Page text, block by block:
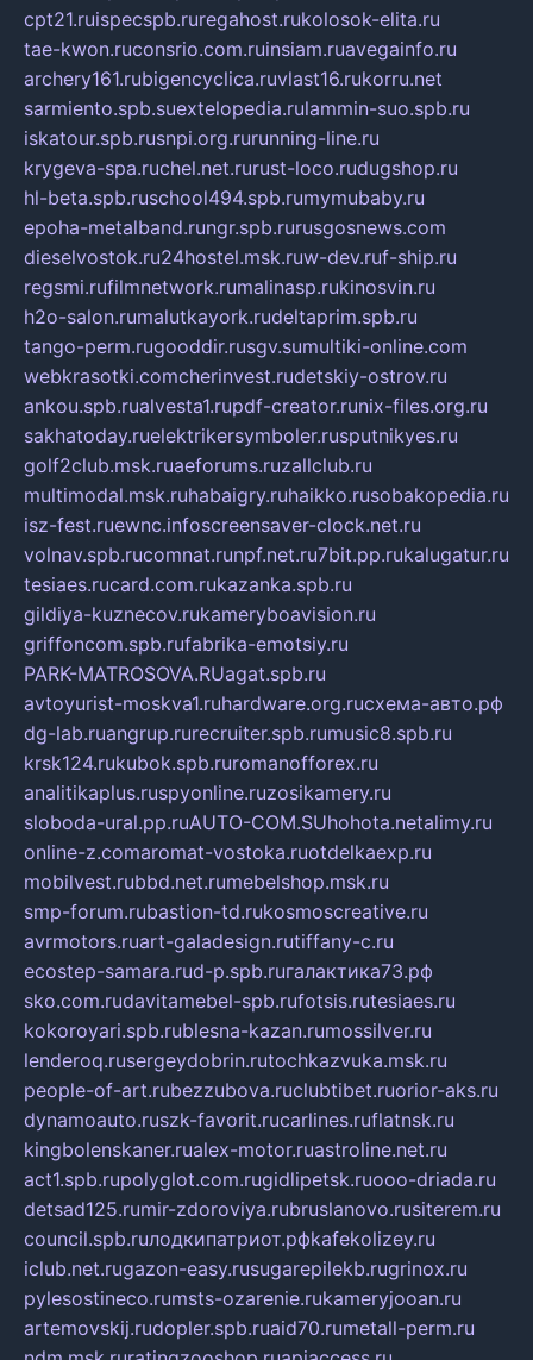
cpt21.ruispecspb.ruregahost.rukolosok-elita.ru
tae-kwon.ruconsrio.com.ruinsiam.ruavegainfo.ru
archery161.rubigencyclica.ruvlast16.rukorru.net
sarmiento.spb.suextelopedia.rulammin-suo.spb.ru
iskatour.spb.rusnpi.org.rurunning-line.ru
krygeva-spa.ruchel.net.rurust-loco.rudugshop.ru
hl-beta.spb.ruschool494.spb.rumymubaby.ru
epoha-metalband.rungr.spb.rurusgosnews.com
dieselvostok.ru24hostel.msk.ruw-dev.ruf-ship.ru
regsmi.rufilmnetwork.rumalinasp.rukinosvin.ru
h2o-salon.rumalutkayork.rudeltaprim.spb.ru
tango-perm.rugooddir.rusgv.sumultiki-online.com
webkrasotki.comcherinvest.rudetskiy-ostrov.ru
ankou.spb.rualvesta1.rupdf-creator.runix-files.org.ru
sakhatoday.ruelektrikersymboler.rusputnikyes.ru
golf2club.msk.ruaeforums.ruzallclub.ru
multimodal.msk.ruhabaigry.ruhaikko.rusobakopedia.ru
isz-fest.ruewnc.infoscreensaver-clock.net.ru
volnav.spb.rucomnat.runpf.net.ru7bit.pp.rukalugatur.ru
tesiaes.rucard.com.rukazanka.spb.ru
gildiya-kuznecov.rukameryboavision.ru
griffoncom.spb.rufabrika-emotsiy.ru
PARK-MATROSOVA.RUagat.spb.ru
avtoyurist-moskva1.ruhardware.org.ruсхема-авто.рф
dg-lab.ruangrup.rurecruiter.spb.rumusic8.spb.ru
krsk124.rukubok.spb.ruromanofforex.ru
analitikaplus.ruspyonline.ruzosikamery.ru
sloboda-ural.pp.ruAUTO-COM.SUhohota.netalimy.ru
online-z.comaromat-vostoka.ruotdelkaexp.ru
mobilvest.rubbd.net.rumebelshop.msk.ru
smp-forum.rubastion-td.rukosmoscreative.ru
avrmotors.ruart-galadesign.rutiffany-c.ru
ecostep-samara.rud-p.spb.ruгалактика73.рф
sko.com.rudavitamebel-spb.rufotsis.rutesiaes.ru
kokoroyari.spb.rublesna-kazan.rumossilver.ru
lenderoq.rusergeydobrin.rutochkazvuka.msk.ru
people-of-art.rubezzubova.ruclubtibet.ruorior-aks.ru
dynamoauto.ruszk-favorit.rucarlines.ruflatnsk.ru
kingbolenskaner.rualex-motor.ruastroline.net.ru
act1.spb.rupolyglot.com.rugidlipetsk.ruooo-driada.ru
detsad125.rumir-zdoroviya.rubruslanovo.rusiterem.ru
council.spb.ruлодкипатриот.рфkafekolizey.ru
iclub.net.rugazon-easy.rusugarepilekb.rugrinox.ru
pylesostineco.rumsts-ozarenie.rukameryjooan.ru
artemovskij.rudopler.spb.ruaid70.rumetall-perm.ru